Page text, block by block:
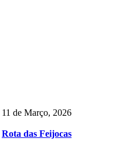
11 de Março, 2026
Rota das Feijocas